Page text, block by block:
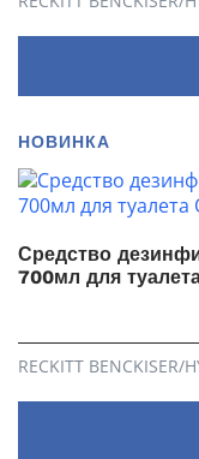
НОВИНКА
Средство
700мл для
RECKITT